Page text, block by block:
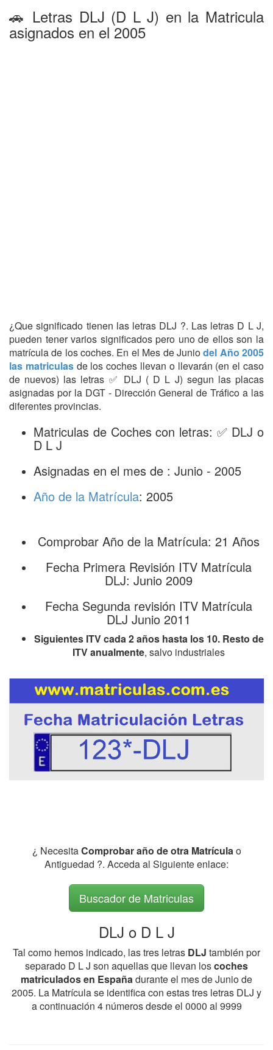
🚗 Letras DLJ (D L J) en la Matricula
asignados en el 2005
¿Que significado tienen las letras DLJ ?. Las letras D L J,
pueden tener varios significados pero uno de ellos son la
matrícula de los coches. En el Mes de Juniodel Año 2005
las matriculas de los coches llevan o llevarán (en el caso
de nuevos) las letras ✅ DLJ ( D L J) segun las placas
asignadas por la DGT - Dirección General de Tráfico a las
diferentes provincias.
Matriculas de Coches con letras: ✅ DLJ o
D L J
Asignadas en el mes de : Junio - 2005
Año de la Matrícula: 2005
Comprobar Año de la Matrícula: 21 Años
Fecha Primera Revisión ITV Matrícula
DLJ: Junio 2009
Fecha Segunda revisión ITV Matrícula
DLJ Junio 2011
Siguientes ITV cada 2 años hasta los 10. Resto de
ITV anualmente, salvo industriales
¿ NecesitaComprobar año de otra Matrículao
Antiguedad ?. Acceda al Siguiente enlace:
Buscador de Matriculas
DLJ o D L J
Tal como hemos indicado, las tres letras DLJ también por
separado D L J son aquellas que llevan loscoches
matriculados en Españadurante el mes de Junio de
2005. La Matrícula se identifica con estas tres letras DLJ y
a continuación 4 números desde el 0000 al 9999